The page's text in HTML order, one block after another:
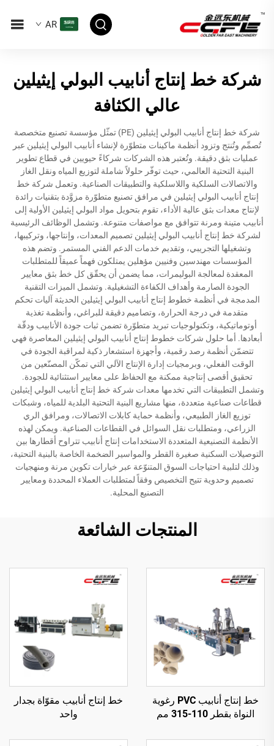
AR
شركة خط إنتاج أنابيب البولي إيثيلين
عالي الكثافة
شركة خط إنتاج أنابيب البولي إيثيلين (PE) تمثّل مؤسسة تصنيع متخصصة
تُصمِّم وتُنتج وتزود أنظمة ماكينات متطوّرة لإنشاء أنابيب البولي إيثيلين عبر
عمليات بثق دقيقة. وتُعتبر هذه الشركات شركاءً حيويين في قطاع تطوير
البنية التحتية العالمي، حيث توفّر حلولاً شاملة لتوزيع المياه ونقل الغاز
والاتصالات السلكية واللاسلكية والتطبيقات الصناعية. وتعمل شركة خط
إنتاج أنابيب البولي إيثيلين في مرافق تصنيع متطوّرة مزوَّدة بتقنيات رائدة
لإنتاج معدات بثق عالية الأداء، تقوم بتحويل مواد البولي إيثيلين الأولية إلى
أنابيب متينة ومرنة تتوافق مع مواصفات متنوعة. وتشمل الوظائف الرئيسية
لشركة خط إنتاج أنابيب البولي إيثيلين تصميم المعدات، وإنتاجها، وتركيبها،
وتشغيلها التجريبي، وتقديم خدمات الدعم الفني المستمر. وتضم هذه
المؤسسات مهندسين وفنيين مؤهلين يمتلكون فهماً عميقاً للمتطلبات
المعقدة لمعالجة البوليمرات، مما يضمن أن يحقّق كل خط بثق معايير
الجودة الصارمة وأهداف الكفاءة التشغيلية. وتشمل الميزات التقنية
المدمجة في أنظمة خطوط إنتاج أنابيب البولي إيثيلين الحديثة آليات تحكم
متقدمة في درجة الحرارة، وتصاميم دقيقة للبراغي، وأنظمة تغذية
أوتوماتيكية، وتكنولوجيات تبريد متطوّرة تضمن ثبات جودة الأنابيب ودقّة
أبعادها. أما حلول شركات خطوط إنتاج أنابيب البولي إيثيلين المعاصرة فهي
تتضمّن أنظمة رصد رقمية، وأجهزة استشعار ذكية لمراقبة الجودة في
الوقت الفعلي، وبرمجيات إدارة الإنتاج الآلي التي تمكّن المصنّعين من
تحقيق أقصى إنتاجية ممكنة مع الحفاظ على معايير استثنائية للجودة.
وتشمل التطبيقات التي تخدمها معدات شركة خط إنتاج أنابيب البولي إيثيلين
قطاعات صناعية متعددة، منها مشاريع البنية التحتية البلدية للمياه، وشبكات
توزيع الغاز الطبيعي، وأنظمة حماية كابلات الاتصالات، ومرافق الري
الزراعي، ومتطلبات نقل السوائل في القطاعات الصناعية. ويمكن لهذه
الأنظمة التصنيعية المتعددة الاستخدامات إنتاج أنابيب تتراوح أقطارها بين
التوصيلات السكنية صغيرة القطر والمواسير الضخمة الخاصة بالبنية التحتية،
وذلك لتلبية احتياجات السوق المتنوّعة عبر خيارات تكوين مرنة ومنهجيات
تصميم وحدوية تتيح التخصيص وفقاً لمتطلبات العملاء المحددة ومعايير
التصنيع المحلية.
المنتجات الشائعة
خط إنتاج أنابيب PVC رغوية
النواة بقطر 110-315 مم
خط إنتاج أنابيب مقوّاة بجدار
واحد